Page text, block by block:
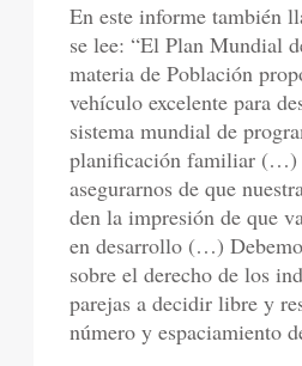
En este informe también
se lee: “El Plan Mundial
materia de Población
vehículo excelente para
sistema mundial de
planificación familiar (…)
asegurarnos de que
den la impresión de que
en desarrollo (…)
sobre el derecho de los
parejas a decidir libre y
número y espaciamiento